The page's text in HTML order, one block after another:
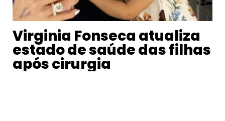
Virginia Fonseca atualiza
estado de saúde das filhas
após cirurgia